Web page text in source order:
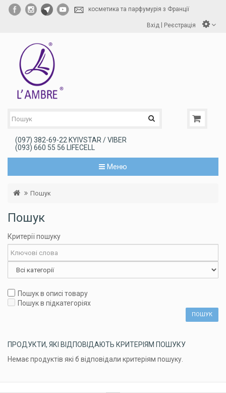
косметика та парфумурія з Франції
Вхід Реєстрація
(097) 382-69-22 KYIVSTAR / VIBER
(093) 660 55 56 LIFECELL
Меню
Пошук
Пошук
Критерії пошуку
Пошук в описі товару
Пошук в підкатегоріях
ПРОДУКТИ, ЯКІ ВІДПОВІДАЮТЬ КРИТЕРІЯМ ПОШУКУ
Немає продуктів які б відповідали критеріям пошуку.